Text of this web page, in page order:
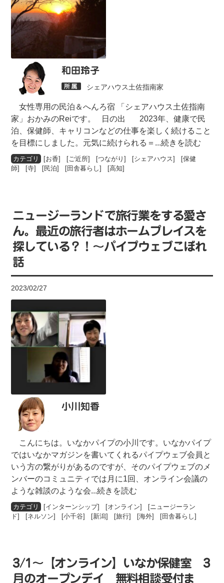
和田玲子
シェアハウス土佐指南家
女性専用の民泊＆へんろ宿 「シェアハウス土佐指南
家」おかみのReiです。 日の出 2023年、健康で民
泊、保健師、キャリコンなどの仕事を楽しく続けること
を目標にしました。元気に続けられる＝ ...続きを読む
[お香] [ ご近所] [つながり] [シェアハウス] [保健
師] [寺] [民泊] [田舎暮らし] [高知]
ニュージーランドで旅行業をする愛さ
ん。最近の旅行者はホームプレイスを
探している？！～パイプウェブこぼれ
話
2023/02/27
小川知香
こんにちは。いなかパイプの小川です。いなかパイプ
ではいなかマガジンを書いてくれるパイプウェブ会員と
いう方の繋がりがあるのですが、そのパイプウェブのメ
ンバーのコミュニティでは月に1回、オンライン会議の
ような雑談のような会...続きを読む
[インターンシップ] [オンライン] [ニュージーラン
ド] [ネルソン] [小千谷] [新潟] [旅行] [海外] [田舎暮らし]
3/1〜【オンライン】いなか保健室 3
月のオープンデイ 無料相談受付ま